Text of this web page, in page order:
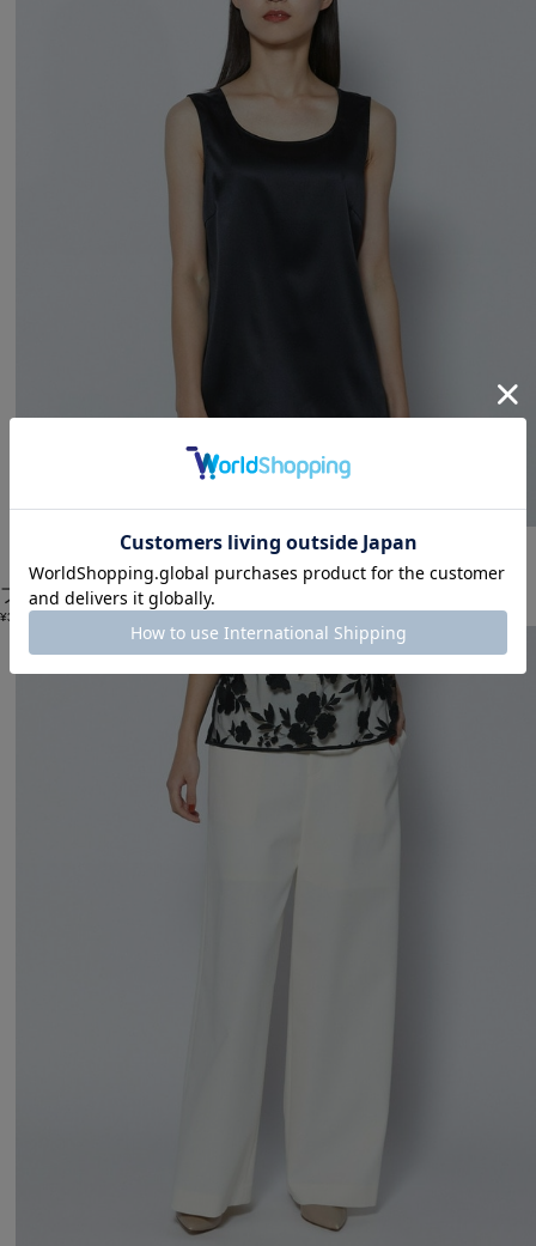
COUTURIER
ブラウス(ぶらうす) /
¥37,400